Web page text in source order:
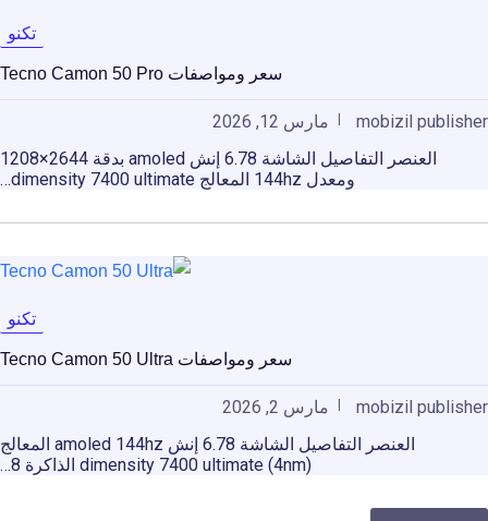
تكنو
سعر ومواصفات Tecno Camon 50 Pro
mobizil publisher
مارس 12, 2026
العنصر التفاصيل الشاشة 6.78 إنش amoled بدقة 2644×1208
ومعدل 144hz المعالج dimensity 7400 ultimate…
تكنو
سعر ومواصفات Tecno Camon 50 Ultra
mobizil publisher
مارس 2, 2026
العنصر التفاصيل الشاشة 6.78 إنش amoled 144hz المعالج
dimensity 7400 ultimate (4nm) الذاكرة 8…